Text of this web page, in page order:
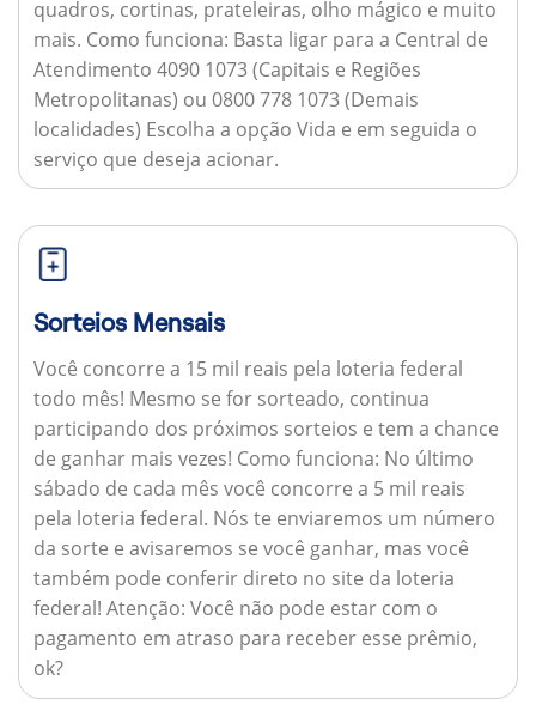
quadros, cortinas, prateleiras, olho mágico e muito
mais. Como funciona: Basta ligar para a Central de
Atendimento 4090 1073 (Capitais e Regiões
Metropolitanas) ou 0800 778 1073 (Demais
localidades) Escolha a opção Vida e em seguida o
serviço que deseja acionar.
Sorteios Mensais
Você concorre a 15 mil reais pela loteria federal
todo mês! Mesmo se for sorteado, continua
participando dos próximos sorteios e tem a chance
de ganhar mais vezes! Como funciona: No último
sábado de cada mês você concorre a 5 mil reais
pela loteria federal. Nós te enviaremos um número
da sorte e avisaremos se você ganhar, mas você
também pode conferir direto no site da loteria
federal! Atenção: Você não pode estar com o
pagamento em atraso para receber esse prêmio,
ok?